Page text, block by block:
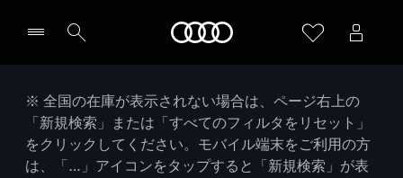
※ 全国の在庫が表示されない場合は、ページ右上の
「新規検索」または「すべてのフィルタをリセット」
をクリックしてください。モバイル端末をご利用の方
は、「…」アイコンをタップすると「新規検索」が表